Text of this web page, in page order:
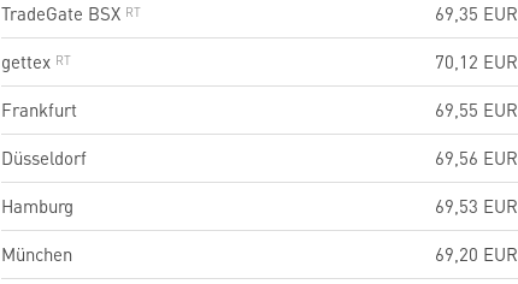
TradeGate BSX
69,35 EUR
gettex
70,12 EUR
Frankfurt
69,55 EUR
Düsseldorf
69,56 EUR
Hamburg
69,53 EUR
München
69,20 EUR